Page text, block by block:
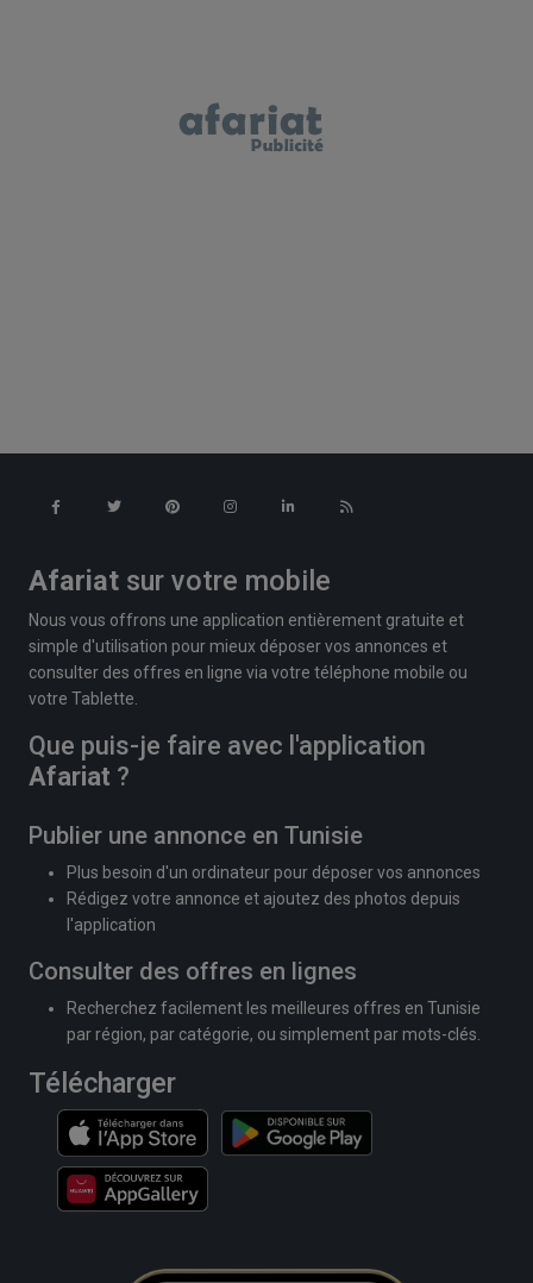
Afariat sur votre mobile
Nous vous offrons une application entièrement gratuite et
simple d'utilisation pour mieux déposer vos annonces et
consulter des offres en ligne via votre téléphone mobile ou
votre Tablette.
Que puis-je faire avec l'application
Afariat ?
Publier une annonce en Tunisie
Plus besoin d'un ordinateur pour déposer vos annonces
Rédigez votre annonce et ajoutez des photos depuis
l'application
Consulter des offres en lignes
Recherchez facilement les meilleures offres en Tunisie
par région, par catégorie, ou simplement par mots-clés.
Télécharger